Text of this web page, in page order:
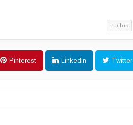
مقالات
Twitter
Linkedin
Pinterest